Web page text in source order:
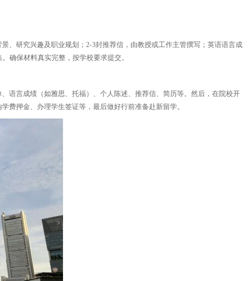
、研究兴趣及职业规划；2-3封推荐信，由教授或工作主管撰写；英语语言成
确保材料真实完整，按学校要求提交。
语言成绩（如雅思、托福）、个人陈述、推荐信、简历等。然后，在院校开
费押金、办理学生签证等，最后做好行前准备赴新留学。